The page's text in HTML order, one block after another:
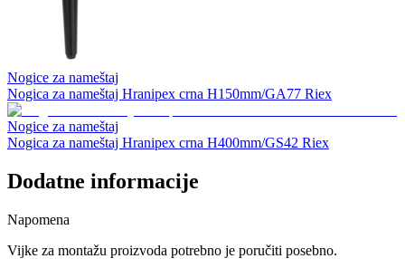
Nogice za nameštaj
Nogica za nameštaj Hranipex crna H150mm/GA77 Riex
Nogice za nameštaj
Nogica za nameštaj Hranipex crna H400mm/GS42 Riex
Dodatne informacije
Napomena
Vijke za montažu proizvoda potrebno je poručiti posebno.